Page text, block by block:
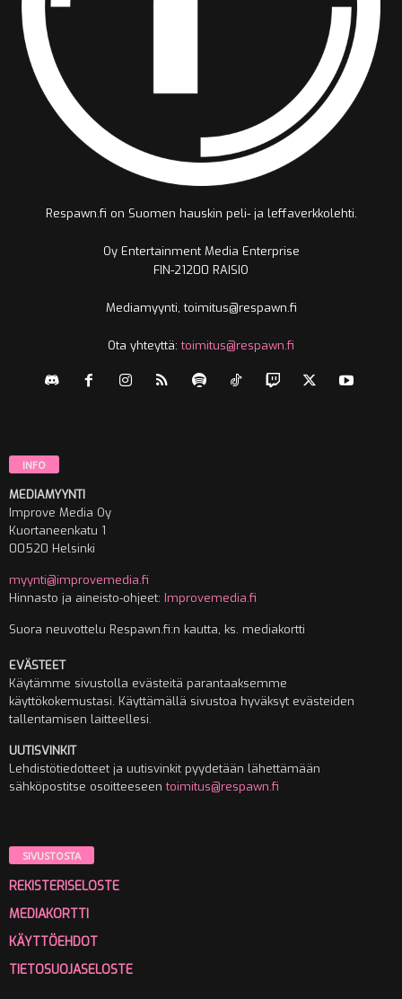
Respawn.fi on Suomen hauskin peli- ja leffaverkkolehti.
Oy Entertainment Media Enterprise
FIN-21200 RAISIO
Mediamyynti, toimitus@respawn.fi
Ota yhteyttä:toimitus@respawn.fi
INFO
MEDIAMYYNTI
Improve Media Oy
Kuortaneenkatu 1
00520 Helsinki
myynti@improvemedia.fi
Hinnasto ja aineisto-ohjeet: Improvemedia.fi
Suora neuvottelu Respawn.fi:n kautta, ks. mediakortti
EVÄSTEET
Käytämme sivustolla evästeitä parantaaksemme
käyttökokemustasi. Käyttämällä sivustoa hyväksyt evästeiden
tallentamisen laitteellesi.
UUTISVINKIT
Lehdistötiedotteet ja uutisvinkit pyydetään lähettämään
sähköpostitse osoitteeseentoimitus@respawn.fi
SIVUSTOSTA
REKISTERISELOSTE
MEDIAKORTTI
KÄYTTÖEHDOT
TIETOSUOJASELOSTE